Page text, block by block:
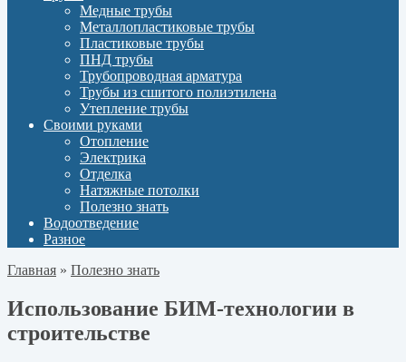
Медные трубы
Металлопластиковые трубы
Пластиковые трубы
ПНД трубы
Трубопроводная арматура
Трубы из сшитого полиэтилена
Утепление трубы
Своими руками
Отопление
Электрика
Отделка
Натяжные потолки
Полезно знать
Водоотведение
Разное
Главная » Полезно знать
Использование БИМ-технологии в
строительстве